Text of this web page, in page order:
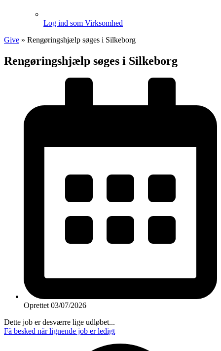
Log ind som Virksomhed
Give » Rengøringshjælp søges i Silkeborg
Rengøringshjælp søges i Silkeborg
Oprettet 03/07/2026
Dette job er desværre lige udløbet...
Få besked når lignende job er ledigt